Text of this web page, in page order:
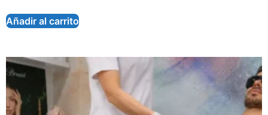
Añadir al carrito